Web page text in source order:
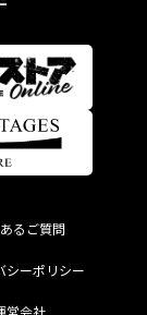
るご質問
シーポリシー
営会社